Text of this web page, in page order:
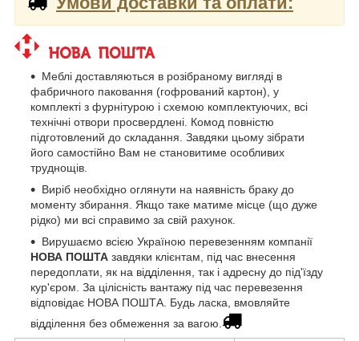
Меблі доставляються в розібраному вигляді в
фабричного паковання (гофрований картон), у
комплекті з фурнітурою і схемою комплектуючих, всі
технічні отвори просвердлені. Комод повністю
підготовлений до складання. Завдяки цьому зібрати
його самостійно Вам не становитиме особливих
труднощів.
Виріб необхідно оглянути на наявність браку до
моменту збирання. Якщо таке матиме місце (що дуже
рідко) ми всі справимо за свій рахунок.
Вирушаємо всією Україною перевезенням компанії
НОВА ПОШТА завдяки клієнтам, під час внесення
передоплати, як на відділення, так і адресну до під'їзду
кур'єром. За цілісність вантажу під час перевезення
відповідає НОВА ПОШТА. Будь ласка, вмовляйте
відділення без обмеження за вагою.